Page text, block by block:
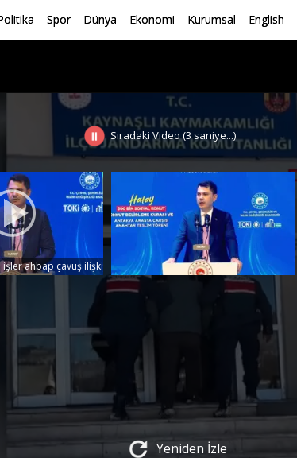
Spor Dünya Ekonomi Kurumsal English
işler ahbap çavuş ilişkisiyle yürümez
Yeniden İzle
Sıradaki Video(3 saniye...)